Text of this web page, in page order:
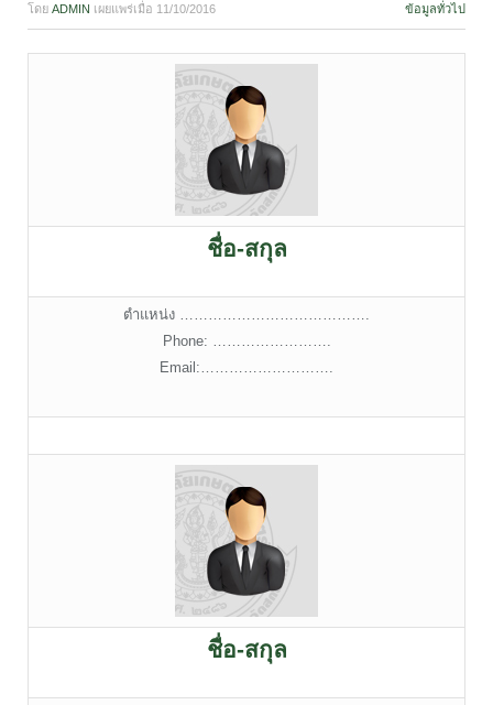
โดย ADMIN เผยแพร่เมื่อ 11/10/2016 ข้อมูลทั่วไป
ชื่อ-สกุล
ตำแหน่ง ………………………………….
Phone: …………………….
Email:……………………….
ชื่อ-สกุล